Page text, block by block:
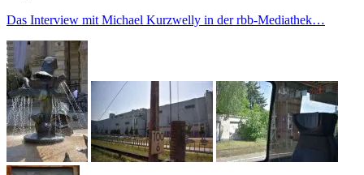
Das Interview mit Michael Kurzwelly in der rbb-Mediathek…